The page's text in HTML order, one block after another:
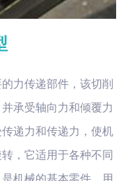
力传递部件，该切削
承受轴向力和倾覆力
递力和传递力，使机
，它适用于各种不同
机械的基本零件，用